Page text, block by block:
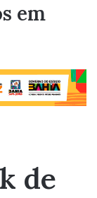
em
de